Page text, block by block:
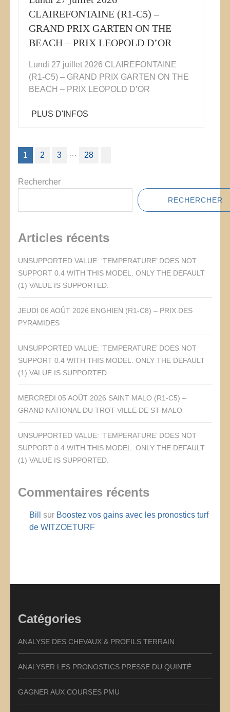
CLAIREFONTAINE (R1-C5) –
GRAND PRIX GARTEN ON THE
BEACH – PRIX LEOPOLD D’OR
Lundi 27 juillet 2026 CLAIREFONTAINE
(R1-C5) – GRAND PRIX GARTEN ON THE
BEACH – PRIX LEOPOLD D’OR
PLUS D'INFOS
Pagination
des
publications
1 2 3 … 28
Rechercher
RECHERCHER
Articles récents
UNSUPPORTED VALUE: ‘TEMPERATURE’ DOES NOT
SUPPORT 0.4 WITH THIS MODEL. ONLY THE DEFAULT
(1) VALUE IS SUPPORTED.
JEUDI 06 AOÛT 2026 ENGHIEN (R1-C8) – PRIX DES
PYRAMIDES
UNSUPPORTED VALUE: ‘TEMPERATURE’ DOES NOT
SUPPORT 0.4 WITH THIS MODEL. ONLY THE DEFAULT
(1) VALUE IS SUPPORTED.
MERCREDI 05 AOÛT 2026 SAINT MALO (R1-C5) –
GRAND NATIONAL DU TROT-VILLE DE ST-MALO
UNSUPPORTED VALUE: ‘TEMPERATURE’ DOES NOT
SUPPORT 0.4 WITH THIS MODEL. ONLY THE DEFAULT
(1) VALUE IS SUPPORTED.
Commentaires récents
Bill sur Boostez vos gains avec les pronostics turf
de WITZOETURF
Catégories
ANALYSE DES CHEVAUX & PROFILS TERRAIN
ANALYSER LES PRONOSTICS PRESSE DU QUINTÉ
GAGNER AUX COURSES PMU